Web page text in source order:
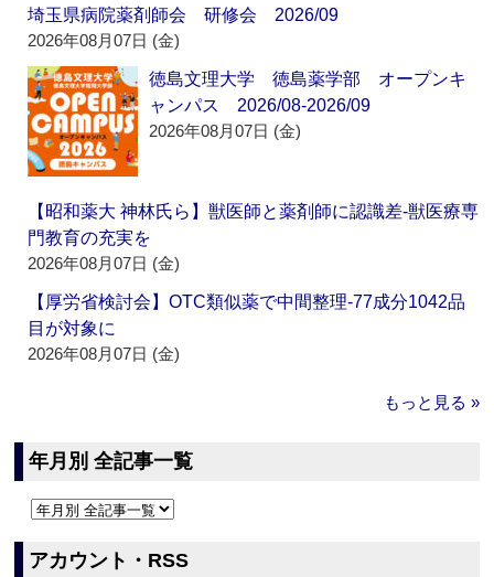
埼玉県病院薬剤師会 研修会 2026/09
2026年08月07日 (金)
徳島文理大学 徳島薬学部 オープンキ
ャンパス 2026/08-2026/09
2026年08月07日 (金)
【昭和薬大 神林氏ら】獣医師と薬剤師に認識差‐獣医療専
門教育の充実を
2026年08月07日 (金)
【厚労省検討会】OTC類似薬で中間整理‐77成分1042品
目が対象に
2026年08月07日 (金)
もっと見る »
年月別 全記事一覧
アカウント・RSS